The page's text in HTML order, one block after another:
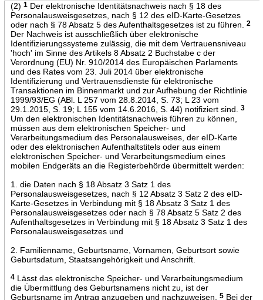
(2) 1Der elektronische Identitätsnachweis nach § 18 des
Personalausweisgesetzes, nach § 12 des eID-Karte-Gesetzes
oder nach § 78 Absatz 5 des Aufenthaltsgesetzes ist zu führen.
2
Der Nachweis ist ausschließlich über elektronische
Identifizierungssysteme zulässig, die mit dem Vertrauensniveau
'hoch' im Sinne des Artikels 8 Absatz 2 Buchstabe c der
Verordnung (EU) Nr. 910/2014 des Europäischen Parlaments
und des Rates vom 23. Juli 2014 über elektronische
Identifizierung und Vertrauensdienste für elektronische
Transaktionen im Binnenmarkt und zur Aufhebung der Richtlinie
1999/93/EG (ABl. L 257 vom 28.8.2014, S. 73; L 23 vom
29.1.2015, S. 19; L 155 vom 14.6.2016, S. 44) notifiziert sind.
3
Um den elektronischen Identitätsnachweis führen zu können,
müssen aus dem elektronischen Speicher- und
Verarbeitungsmedium des Personalausweises, der eID-Karte
oder des elektronischen Aufenthaltstitels oder aus einem
elektronischen Speicher- und Verarbeitungsmedium eines
mobilen Endgeräts an die Registerbehörde übermittelt werden:
1. die Daten nach § 18 Absatz 3 Satz 1 des
Personalausweisgesetzes, nach § 12 Absatz 3 Satz 2 des eID-
Karte-Gesetzes in Verbindung mit § 18 Absatz 3 Satz 1 des
Personalausweisgesetzes oder nach § 78 Absatz 5 Satz 2 des
Aufenthaltsgesetzes in Verbindung mit § 18 Absatz 3 Satz 1 des
Personalausweisgesetzes und
2. Familienname, Geburtsname, Vornamen, Geburtsort sowie
Geburtsdatum, Staatsangehörigkeit und Anschrift.
4Lässt das elektronische Speicher- und Verarbeitungsmedium
die Übermittlung des Geburtsnamens nicht zu, ist der
Geburtsname im Antrag anzugeben und nachzuweisen.
5Bei der